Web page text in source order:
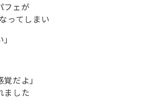
フェが
ってしまい
だよ」
ました